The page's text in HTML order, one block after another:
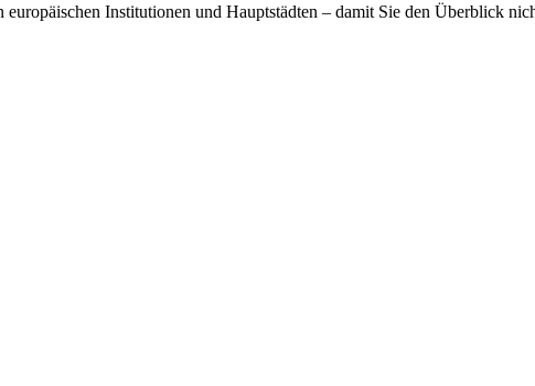
Institutionen und Hauptstädten – damit Sie den Überblick